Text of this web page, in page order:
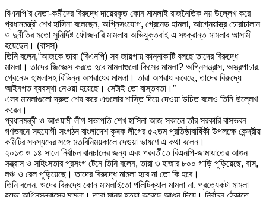
বিএনপি’র নেতা-কর্মীদের বিরুদ্ধে দায়েরকৃত কোন মামলাই রাজনৈতিক নয় উল্লেখ করে
প্রধানমন্ত্রী শেখ হাসিনা বলেছেন, অগ্নিসংযোগ, গ্রেনেড হামলা, আগ্নেয়াস্ত্র চোরাচালান
ও দুর্নীতির মতো সুনির্দিষ্ট ফৌজদারি মামলায় অভিযুক্তরাই এ সংক্রান্ত মামলার আসামী
হয়েছেন। (বাসস)
তিনি বলেন,“আজকে তারা (বিএনপি) সব জায়গায় কান্নাকাটি বলছে তাদের বিরুদ্ধে
মামলা। তাদের জিজ্ঞেস করতে হবে মামলাগুলো কিসের মামলা? অগ্নিসন্ত্রাস, অস্ত্রপাচার,
গ্রেনেড হামলাসহ বিভিন্ন অপরাধের মামলা। তারা অপরাধ করেছে, তাদের বিরুদ্ধে
আইনগত ব্যবস্থা নেওয়া হয়েছে। সেটাই তো বাস্তবতা।”
এসব মামলাগুলো দ্রুত শেষ করে এগুলোর শাস্তি দিয়ে দেওয়া উচিত বলেও তিনি উল্লেখ
করেন।
প্রধানমন্ত্রী ও আওয়ামী লীগ সভাপতি শেখ হাসিনা আজ সকালে তাঁর সরকারি বাসভবন
গণভবনে সহযোগী সংগঠন বাংলাদেশ কৃষক লীগের ৫২তম প্রতিষ্ঠাবার্ষিকী উপলক্ষে কেন্দ্রীয়
কমিটির সদস্যদের সঙ্গে মতবিনিময়কালে দেওয়া ভাষণে এ কথা বলেন।
২০১৩ ও ১৪ সালে নির্বাচন বানচালের জন্য এবং পরবর্তীতে বিএনপি-জামায়াতের আগুন
সন্ত্রাস ও সহিংসতার প্রসংগ টেনে তিনি বলেন, তারা ৩ হাজার ৮০০ গাড়ি পুড়িয়েছে, বাস,
লঞ্চ ও রেল পুড়িয়েছে। তাদের বিরুদ্ধে মামলা হবে না তো কি হবে।
তিনি বলেন, ওদের বিরুদ্ধে কোন মামলাইতো পলিটিক্যাল মামলা না, প্রত্যেকটা মামলা